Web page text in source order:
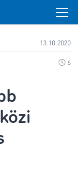
13.10.2020
6